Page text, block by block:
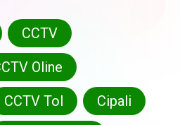
CCTV
Oline
CCTV Tol
Cipali